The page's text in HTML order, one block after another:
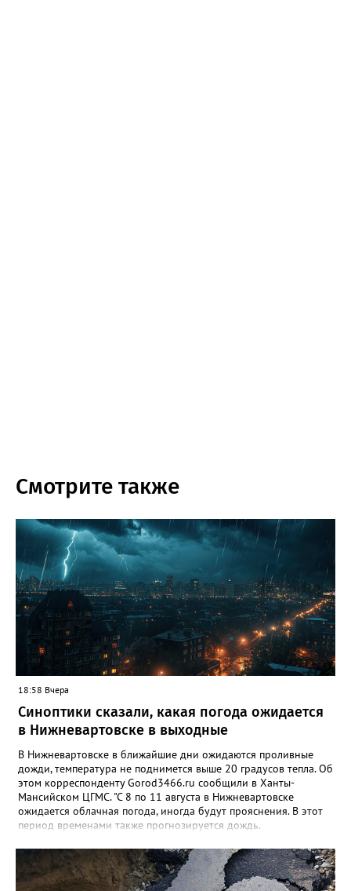
Смотрите также
18:58 Вчера
Синоптики сказали, какая погода ожидается
в Нижневартовске в выходные
В Нижневартовске в ближайшие дни ожидаются проливные
дожди, температура не поднимется выше 20 градусов тепла. Об
этом корреспонденту Gorod3466.ru сообщили в Ханты-
Мансийском ЦГМС. "С 8 по 11 августа в Нижневартовске
ожидается облачная погода, иногда будут прояснения. В этот
период временами также прогнозируется дождь.
в этот период составит ночью +9, +14 градусов, днем - +14,
+19", - рассказали синоптики. Ранее Gorod3466.ru сообщал,
что 8 и 9 августа на юге ХМАО ожидаются сильные дожди и